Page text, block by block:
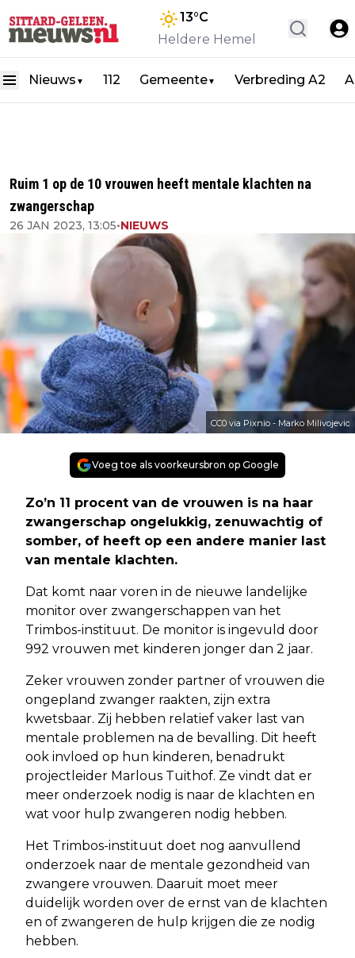
13°C
Heldere Hemel
Nieuws ▼ 112 Gemeente▼ Verbreding A2
Ruim 1 op de 10 vrouwen heeft mentale klachten na
zwangerschap
26 JAN 2023, 13:05•NIEUWS
CC0 via Pixnio - Marko Milivojevic
Voeg toe als voorkeursbron op Google
Zo’n 11 procent van de vrouwen is na haar
zwangerschap ongelukkig, zenuwachtig of
somber, of heeft op een andere manier last
van mentale klachten.
Dat komt naar voren in de nieuwe landelijke
monitor over zwangerschappen van het
Trimbos-instituut. De monitor is ingevuld door
992 vrouwen met kinderen jonger dan 2 jaar.
Zeker vrouwen zonder partner of vrouwen die
ongepland zwanger raakten, zijn extra
kwetsbaar. Zij hebben relatief vaker last van
mentale problemen na de bevalling. Dit heeft
ook invloed op hun kinderen, benadrukt
projectleider Marlous Tuithof. Ze vindt dat er
meer onderzoek nodig is naar de klachten en
wat voor hulp zwangeren nodig hebben.
Het Trimbos-instituut doet nog aanvullend
onderzoek naar de mentale gezondheid van
zwangere vrouwen. Daaruit moet meer
duidelijk worden over de ernst van de klachten
en of zwangeren de hulp krijgen die ze nodig
hebben.